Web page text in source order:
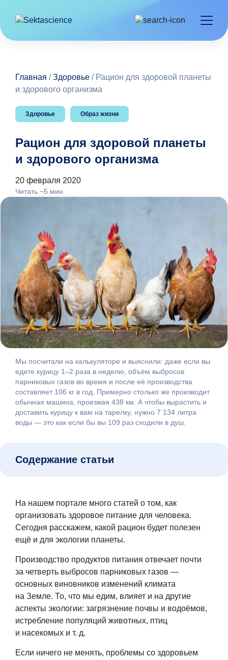
Главная /Здоровье / Рацион для здоровой планеты
и здорового организма
Здоровье Образ жизни
Рацион для здоровой планеты
и здорового организма
20 февраля 2020
Читать ~5 мин
Мы посчитали на калькуляторе и выяснили: даже если вы
едите курицу 1–2 раза в неделю, объём выбросов
парниковых газов во время и после её производства
составляет 106 кг в год. Примерно столько же производит
обычная машина, проезжая 438 км. А чтобы вырастить и
доставить курицу к вам на тарелку, нужно 7 134 литра
воды — это как если бы вы 109 раз сходили в душ.
На нашем портале много статей о том, как
организовать здоровое питание для человека.
Сегодня расскажем, какой рацион будет полезен
ещё и для экологии планеты.
Производство продуктов питания отвечает почти
за четверть выбросов парниковых газов —
основных виновников изменений климата
на Земле. То, что мы едим, влияет и на другие
аспекты экологии: загрязнение почвы и водоёмов,
истребление популяций животных, птиц
и насекомых и т. д.
Если ничего не менять, проблемы со здоровьем
Содержание статьи